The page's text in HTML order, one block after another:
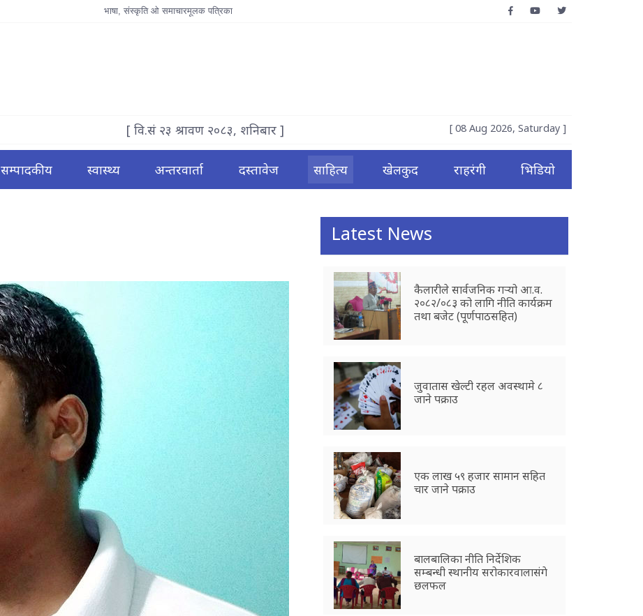
भाषा, संस्कृति ओ समाचारमूलक पत्रिका
[ वि.सं २३ श्रावण २०८३, शनिबार ] [ 08 Aug 2026, Saturday ]
सम्पादकीय स्वास्थ्य अन्तरवार्ता दस्तावेज साहित्य खेलकुद राहरंगी भिडियो
Latest News
कैलारीले सार्वजनिक गर्‍यो आ.व.
२०८२/०८३ को लागि नीति कार्यक्रम
तथा बजेट (पूर्णपाठसहित)
जुवातास खेल्टी रहल अवस्थामे ८
जाने पक्राउ
एक लाख ५९ हजार सामान सहित
चार जाने पक्राउ
बालबालिका नीति निर्देशिक
सम्बन्धी स्थानीय सरोकारवालासंगे
छलफल